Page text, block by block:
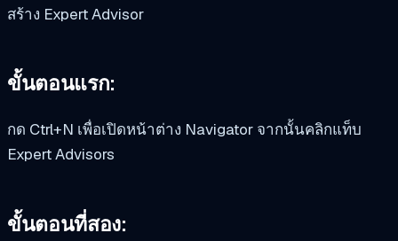
สร้าง Expert Advisor
ขั้นตอนแรก:
กด Ctrl+N เพื่อเปิดหน้าต่าง Navigator จากนั้นคลิกแท็บ
Expert Advisors
ขั้นตอนที่สอง: